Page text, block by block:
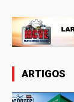
ARTIGOS